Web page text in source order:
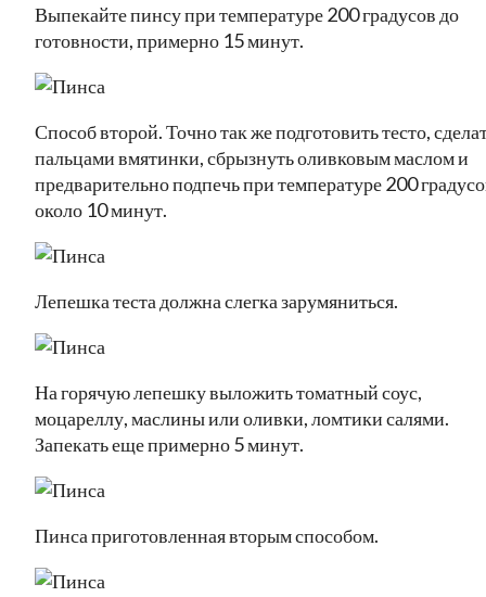
Выпекайте пинсу при температуре 200 градусов до
готовности, примерно 15 минут.
Способ второй. Точно так же подготовить тесто,
пальцами вмятинки, сбрызнуть оливковым маслом и
предварительно подпечь при температуре 200
около 10 минут.
Лепешка теста должна слегка зарумяниться.
На горячую лепешку выложить томатный соус,
моцареллу, маслины или оливки, ломтики салями.
Запекать еще примерно 5 минут.
Пинса приготовленная вторым способом.